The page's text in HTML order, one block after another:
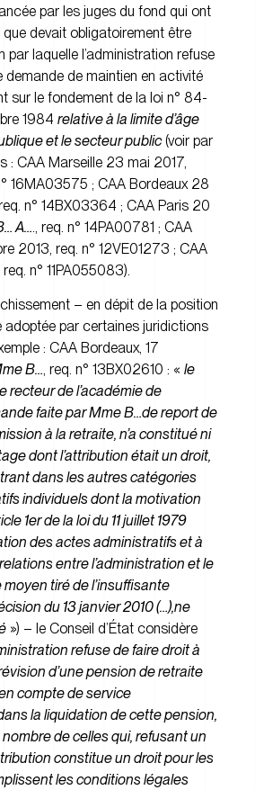
par les juges du fond qui ont
devait obligatoirement être
par laquelle l’administration refuse
demande de maintien en activité
sur le fondement de la loi n° 84-
1984 relative à la limite d’âge
et le secteur public(voir par
: CAA Marseille 23 mai 2017,
16MA03575 ; CAA Bordeaux 28
n° 14BX03364 ; CAA Paris 20
A…., req. n° 14PA00781 ; CAA
2013, req. n° 12VE01273 ; CAA
n° 11PA055083).
– en dépit de la position
adoptée par certaines juridictions
: CAA Bordeaux, 17
B…, req. n° 13BX02610 : « le
recteur de l’académie de
faite par Mme B…de report de
à la retraite, n’a constitué ni
dont l’attribution était un droit,
dans les autres catégories
individuels dont la motivation
1er de la loi du 11 juillet 1979
des actes administratifs et à
entre l’administration et le
moyen tiré de l’insuffisante
du 13 janvier 2010 (…),ne
») – le Conseil d’État considère
refuse de faire droit à
d’une pension de retraite
compte de service
la liquidation de cette pension,
de celles qui, refusant un
constitue un droit pour les
les conditions légales